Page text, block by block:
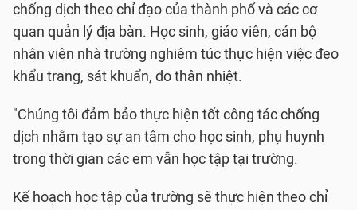
chống dịch theo chỉ đạo của thành phố và các cơ
quan quản lý địa bàn. Học sinh, giáo viên, cán bộ
nhân viên nhà trường nghiêm túc thực hiện việc đeo
khẩu trang, sát khuẩn, đo thân nhiệt.
"Chúng tôi đảm bảo thực hiện tốt công tác chống
dịch nhằm tạo sự an tâm cho học sinh, phụ huynh
trong thời gian các em vẫn học tập tại trường.
Kế hoạch học tập của trường sẽ thực hiện theo chỉ